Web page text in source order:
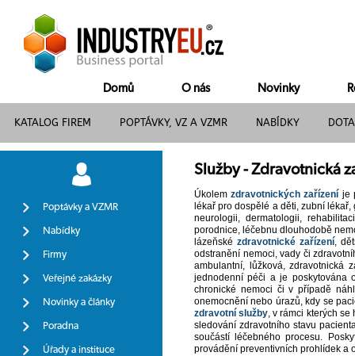
Domů O nás Novinky
KATALOG FIREM POPTÁVKY, VZ A VZMR NABÍDKY
Poptávky a VZMR
Nabídky
Firmy
Veřejné zakázky
Novinky a články
Poradna
Úřady a instituce
Služby - Zdravotnická
Úkolemzdravotnických zařízení je
lékař pro dospělé a děti, zubní
neurologii, dermatologii,
porodnice, léčebnu dlouhodobě
lázeňské zdravotnické zařízení,
odstranění nemoci, vady či
ambulantní, lůžková, zdravotnická
jednodenní péči a je poskytována
chronické nemoci či v případě
onemocnění nebo úrazů, kdy se
zdravotní služby, v rámci kterých
sledování zdravotního stavu
součástí léčebného procesu.
provádění preventivních prohlídek a